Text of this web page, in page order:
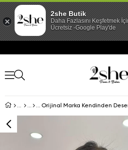
Orijinal Marka Kendinden
2she Butik
Daha Fazlasını Keşfetmek
Ücretsiz -Google Play'de